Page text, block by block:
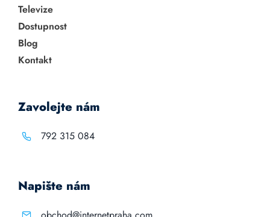
Televize
Dostupnost
Blog
Kontakt
Zavolejte nám
792 315 084
Napište nám